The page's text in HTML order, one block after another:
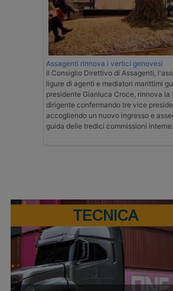
Assagenti rinnova i vertici genovesi
Il Consiglio Direttivo di Assagenti,
ligure di agenti e mediatori marittimi
presidente Gianluca Croce, rinnova la
dirigente confermando tre vice
accogliendo un nuovo ingresso e
guida delle tredici commissioni interne.
TECNICA